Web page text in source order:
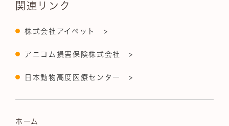
関連リンク
株式会社アイペット >
アニコム損害保険株式会社 >
日本動物高度医療センター >
ホーム